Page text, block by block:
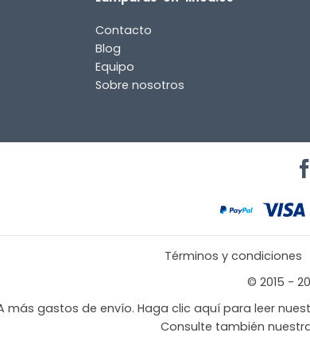
con nosotros por
en-linea.es.
Contacto
Blog
Equipo
Sobre nosotros
Términos y condiciones
© 2015 -
más gastos de envío. Haga clic aquí para leer
Consulte también